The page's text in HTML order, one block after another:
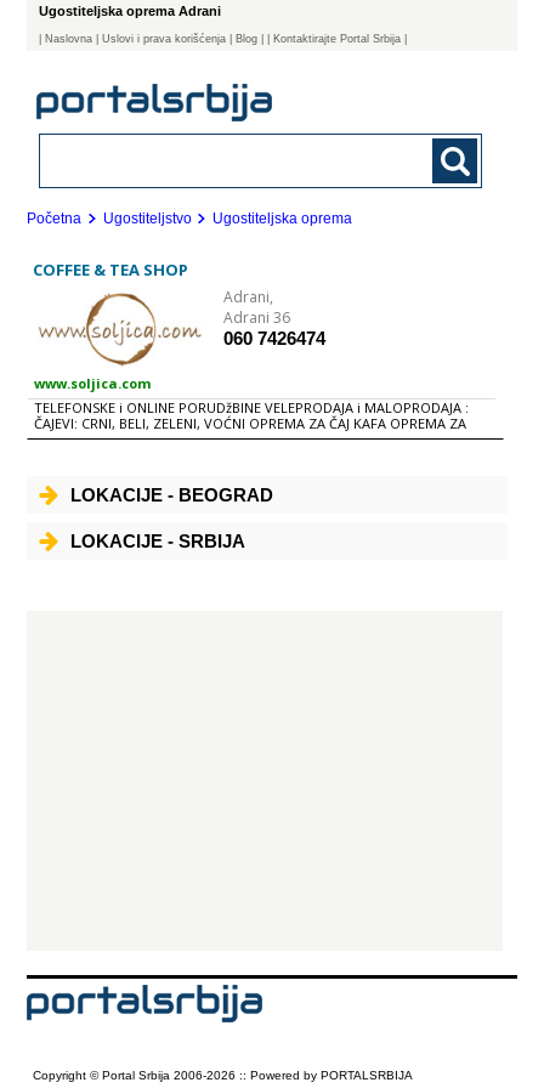
Ugostiteljska oprema Adrani
Naslovna | Uslovi i prava korišćenja Blog | Kontaktirajte Portal Srbija |
Početna Ugostiteljstvo Ugostiteljska oprema
COFFEE & TEA SHOP
Adrani,
Adrani 36
060 7426474
www.soljica.com
TELEFONSKE i ONLINE PORUDžBINE VELEPRODAJA i MALOPRODAJA :
ČAJEVI: CRNI, BELI, ZELENI, VOĆNI OPREMA ZA ČAJ KAFA OPREMA ZA
KAFU POKLON PAKETI ZA SVAKODNEVNE i POSEBNE PRILIKE APARATI
LOKACIJE - BEOGRAD
LOKACIJE - SRBIJA
Copyright © Portal Srbija 2006-2026 :: Powered by PORTALSRBIJA